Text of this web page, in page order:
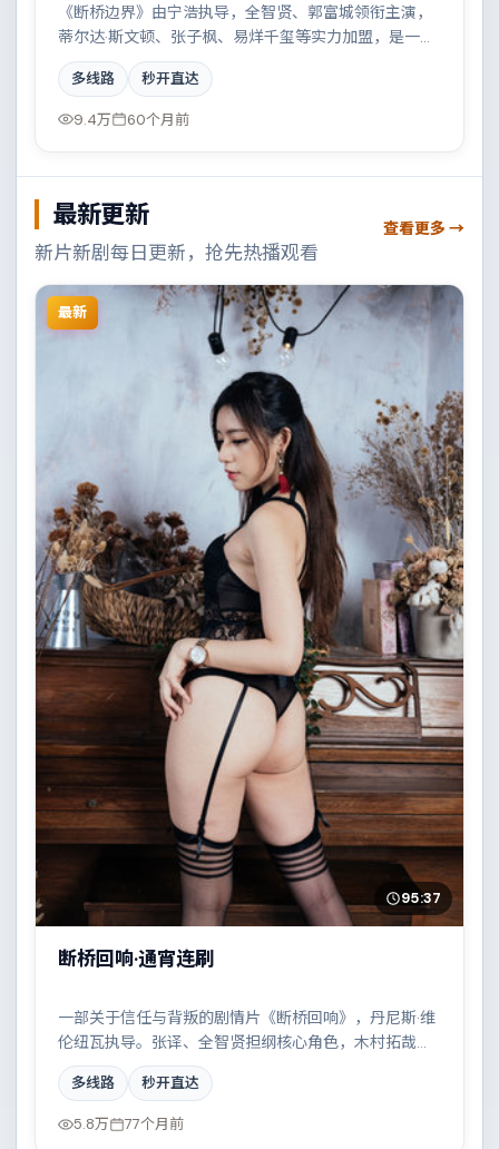
《断桥边界》由宁浩执导，全智贤、郭富城领衔主演，
蒂尔达·斯文顿、张子枫、易烊千玺等实力加盟，是一部
热血燃情的喜剧作品。故事主要发生在中国香港，一场
看似偶然的事故牵出陈年秘辛。影片在视听语言与叙事
节奏上均有突破，适合喜欢深度叙事的观众。
多线路 秒开直达
9.4万 60个月前
最新更新
新片新剧每日更新，抢先热播观看
查看更多 →
最新
95:37
断桥回响·通宵连刷
一部关于信任与背叛的剧情片《断桥回响》，丹尼斯·维
伦纽瓦执导。张译、全智贤担纲核心角色，木村拓哉、
梁朝伟、杨幂、秦昊等实力加盟，取景与班底多来自泰
国。边境线上的对峙与谈判扣人心弦。结尾留白耐人寻
味。
多线路 秒开直达
5.8万 77个月前